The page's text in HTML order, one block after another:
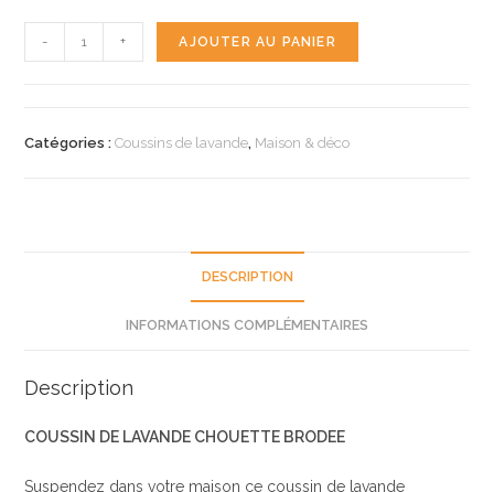
de
lavande
- + AJOUTER AU PANIER
Catégories :Coussins de lavande, Maison & déco
DESCRIPTION
INFORMATIONS COMPLÉMENTAIRES
Description
COUSSIN DE LAVANDE CHOUETTE BRODEE
Suspendez dans votre maison ce coussin de lavande